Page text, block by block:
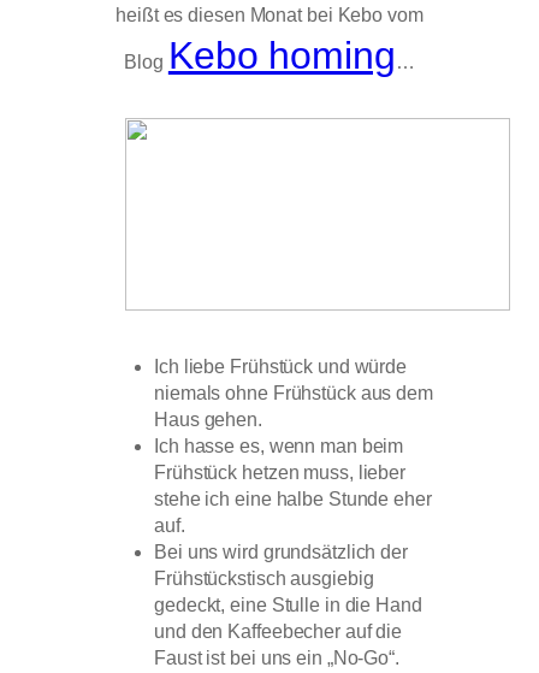
heißt es diesen Monat bei Kebo vom
Blog Kebo homing …
Ich liebe Frühstück und würde
niemals ohne Frühstück aus dem
Haus gehen.
Ich hasse es, wenn man beim
Frühstück hetzen muss, lieber
stehe ich eine halbe Stunde eher
auf.
Bei uns wird grundsätzlich der
Frühstückstisch ausgiebig
gedeckt, eine Stulle in die Hand
und den Kaffeebecher auf die
Faust ist bei uns ein „No-Go“.